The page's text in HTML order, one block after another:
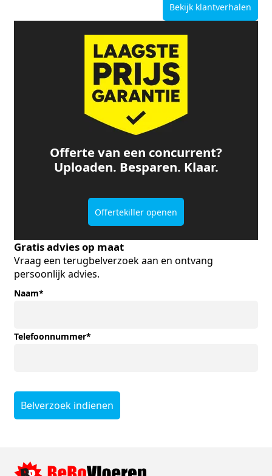
Bekijk klantverhalen
Offerte van een concurrent?
Uploaden. Besparen. Klaar.
Offertekiller openen
Gratis advies op maat
Vraag een terugbelverzoek aan en ontvang
persoonlijk advies.
Naam*
Telefoonnummer*
Belverzoek indienen